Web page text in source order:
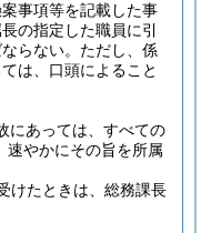
事項等を記載した事
の指定した職員に引
らない。 ただし、係
は、口頭によること
にあっては、すべての
速やかにその旨を所属
けたときは、総務課長